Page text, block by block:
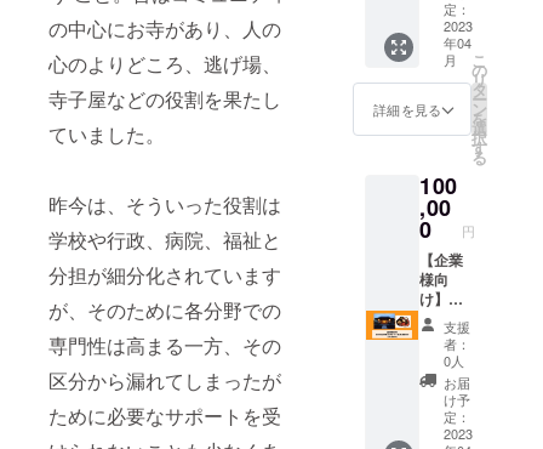
の中心にお寺があり、人の
心のよりどころ、逃げ場、
寺子屋などの役割を果たし
ていました。
昨今は、そういった役割は
学校や行政、病院、福祉と
分担が細分化されています
が、そのために各分野での
専門性は高まる一方、その
区分から漏れてしまったが
ために必要なサポートを受
ン・構
築➔納
品・コ
ンサル
グ（1ヶ
月程
とんか
つ菊万
メール
にてや
り取り
させて
いただ
きます
円寺本
堂を研
修場所
として
2023年
の研修
か。 〇
宿泊可
能日
数：1泊
2日（初
日12：
00～翌
日14：
00） 〇
研修内
容：法
話・座
禅・写
経・座
時間1時
間） 予
め社員
さん全
員の生
年月日
をお知
らせい
ます。
星回り
は固定
のもの
と、
年々変
わるも
のがあ
りま
す。 全
員を占
い、代
表者さ
んをも
定：
2023
年04
月
詳細を見る
こ
の
リ
タ
ー
ン
を
選
択
す
る
100
,00
0 円
【企業
様向
け】お
堂で１
泊研修
10人ま
で（お
昼、
夜、朝
食付
支援
者：
0人
お届
け予
定：
2023